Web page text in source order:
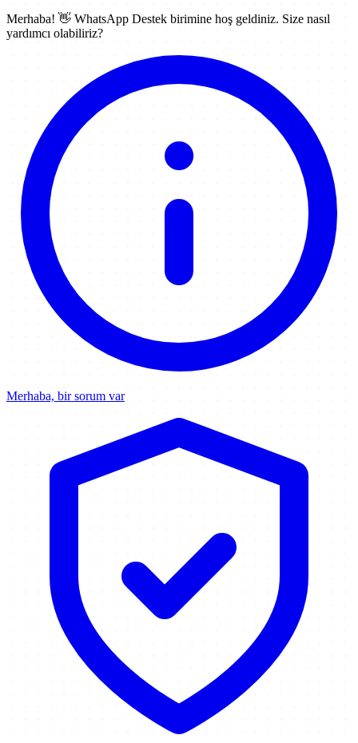
Merhaba! 👋 WhatsApp Destek birimine hoş geldiniz. Size nasıl
yardımcı olabiliriz?
Merhaba, bir sorum var